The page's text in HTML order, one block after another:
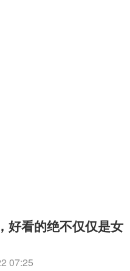
好看的绝不仅仅是女
07:25